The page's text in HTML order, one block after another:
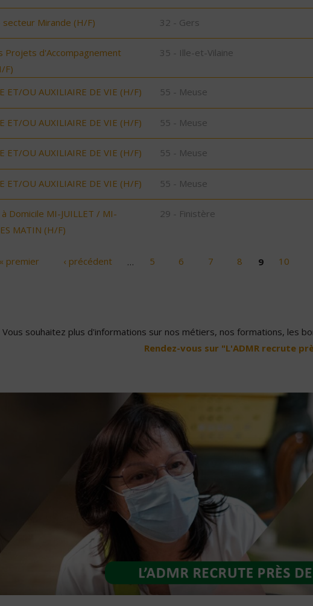
secteur Mirande (H/F) 32 - Gers
Projets d'Accompagnement
F)
35 - Ille-et-Vilaine
ET/OU AUXILIAIRE DE VIE (H/F) 55 - Meuse
ET/OU AUXILIAIRE DE VIE (H/F) 55 - Meuse
ET/OU AUXILIAIRE DE VIE (H/F) 55 - Meuse
ET/OU AUXILIAIRE DE VIE (H/F) 55 - Meuse
Domicile MI-JUILLET / MI-
MATIN (H/F)
29 - Finistère
« premier ‹ précédent … 5 6 7 8 9 10
Vous souhaitez plus d'informations sur nos métiers, nos formations, les
Rendez-vous sur "L'ADMR recrute